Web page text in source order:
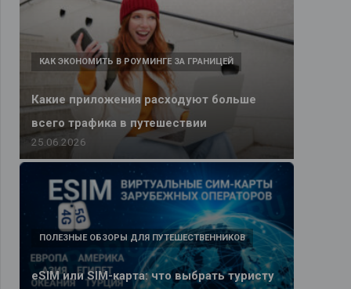
Какие приложения расходуют больше
всего трафика в путешествии
КАК ЭКОНОМИТЬ В РОУМИНГЕ ЗА ГРАНИЦЕЙ
25.06.2026
eSIM или SIM-карта: что выбрать туристу
ПОЛЕЗНЫЕ ОБЗОРЫ ДЛЯ ПУТЕШЕСТВЕННИКОВ